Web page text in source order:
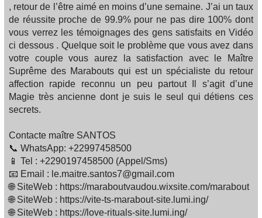
, retour de l’être aimé en moins d’une semaine. J’ai un taux
de réussite proche de 99.9% pour ne pas dire 100% dont
vous verrez les témoignages des gens satisfaits en Vidéo
ci dessous . Quelque soit le problème que vous avez dans
votre couple vous aurez la satisfaction avec le Maître
Suprême des Marabouts qui est un spécialiste du retour
affection rapide reconnu un peu partout Il s’agit d’une
Magie très ancienne dont je suis le seul qui détiens ces
secrets.
Contacte maître SANTOS
📞 WhatsApp: +22997458500
📱 Tel : +2290197458500 (Appel/Sms)
📧 Email : le.maitre.santos7@gmail.com
🌐 SiteWeb : https://maraboutvaudou.wixsite.com/marabout
🌐 SiteWeb : https://vite-ts-marabout-site.lumi.ing/
🌐 SiteWeb : https://love-rituals-site.lumi.ing/